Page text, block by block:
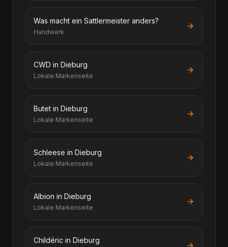
Was macht ein Sattlermeister anders?
Handwerk
CWD in Dieburg
Lokale Markenseite
Butet in Dieburg
Lokale Markenseite
Schleese in Dieburg
Lokale Markenseite
Albion in Dieburg
Lokale Markenseite
Childéric in Dieburg